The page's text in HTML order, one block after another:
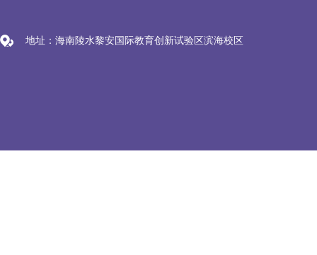
地址：海南陵水黎安国际教育创新试验区滨海校区